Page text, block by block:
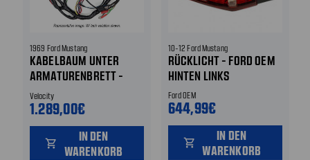
1969 Ford Mustang
KABELBAUM UNTER
ARMATURENBRETT -
OHNE DREHZAHLMESSER
- MIT
FLACHSTECKSICHERUNGEN
Velocity
1.289,00€
shopping_cart
IN DEN
WARENKORB
10-12 Ford Mustang
RÜCKLICHT - FORD OEM
HINTEN LINKS
Ford OEM
644,99€
shopping_cart
IN DEN
WARENKORB